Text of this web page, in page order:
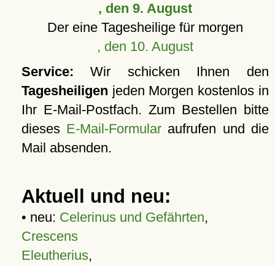
, den 9. August
Der eine Tagesheilige für morgen
, den 10. August
Service: Wir schicken Ihnen den
Tagesheiligen jeden Morgen kostenlos in
Ihr E-Mail-Postfach. Zum Bestellen bitte
dieses E-Mail-Formular aufrufen und die
Mail absenden.
Aktuell und neu:
• neu: Celerinus und Gefährten,
Crescens
Eleutherius,